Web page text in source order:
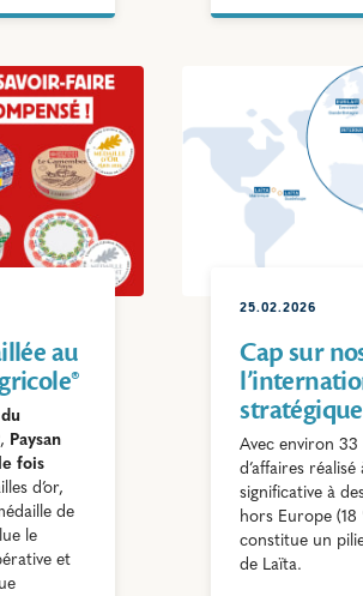
au
, Paysan
fois
d’or,
de
le
et
25.02.2026
Cap sur
stratégique
Avec environ
d’affaires
significative à
hors Europe
constitue un
de Laïta.